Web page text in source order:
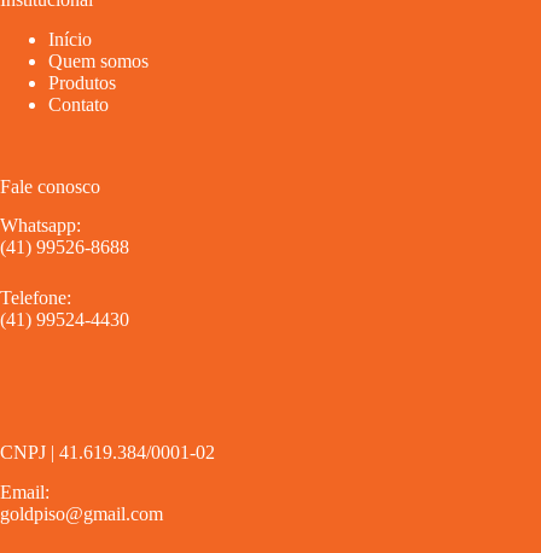
Início
Quem somos
Produtos
Contato
Fale conosco
Whatsapp:
(41) 99526-8688
Telefone:
(41) 99524-4430
CNPJ | 41.619.384/0001-02
Email:
goldpiso@gmail.com